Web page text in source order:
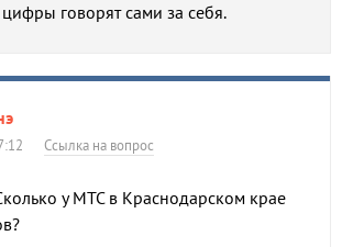
говорят сами за себя.
Ссылка на вопрос
у МТС в Краснодарском крае